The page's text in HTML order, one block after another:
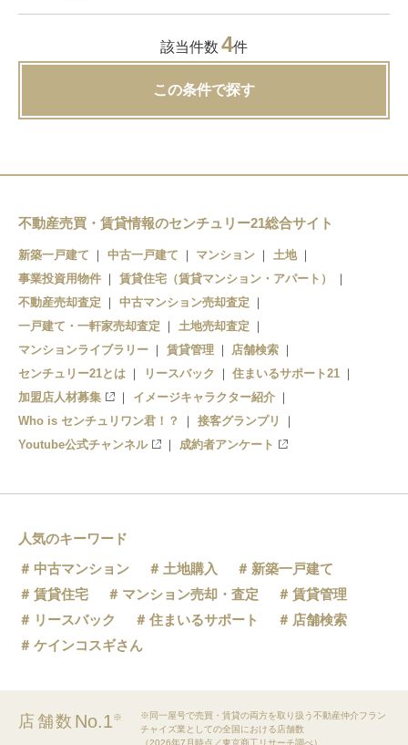
該当件数 4件
この条件で探す
不動産売買・賃貸情報のセンチュリー21総合サイト
新築一戸建て 中古一戸建て マンション
土地
事業投資用物件
賃貸住宅（賃貸マンション・アパート）
不動産売却査定
中古マンション売却査定
一戸建て・一軒家売却査定
土地売却査定
マンションライブラリー
賃貸管理
店舗検索
センチュリー21とは
リースバック
住まいるサポート21
加盟店人材募集
イメージキャラクター紹介
Who is センチュリワン君！？
接客グランプリ
Youtube公式チャンネル
成約者アンケート
人気のキーワード
中古マンション
土地購入
新築一戸建て
賃貸住宅
マンション売却・査定
賃貸管理
リースバック
住まいるサポート
店舗検索
ケインコスギさん
店舗数 No.1※
※同一屋号で売買・賃貸の両方を取り扱う不動産仲介フラン
チャイズ業としての全国における店舗数
（2026年7月時点／東京商工リサーチ調べ）